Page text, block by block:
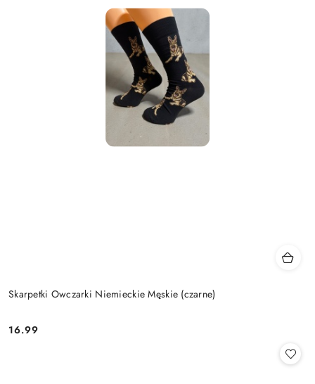
Skarpetki Owczarki Niemieckie Męskie (czarne)
Cena:
16.99